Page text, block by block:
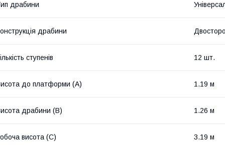
драбини
драбини
ступенів 12 шт.
до платформи (А) 1.19 м
драбини (В) 1.26 м
висота (С) 3.19 м